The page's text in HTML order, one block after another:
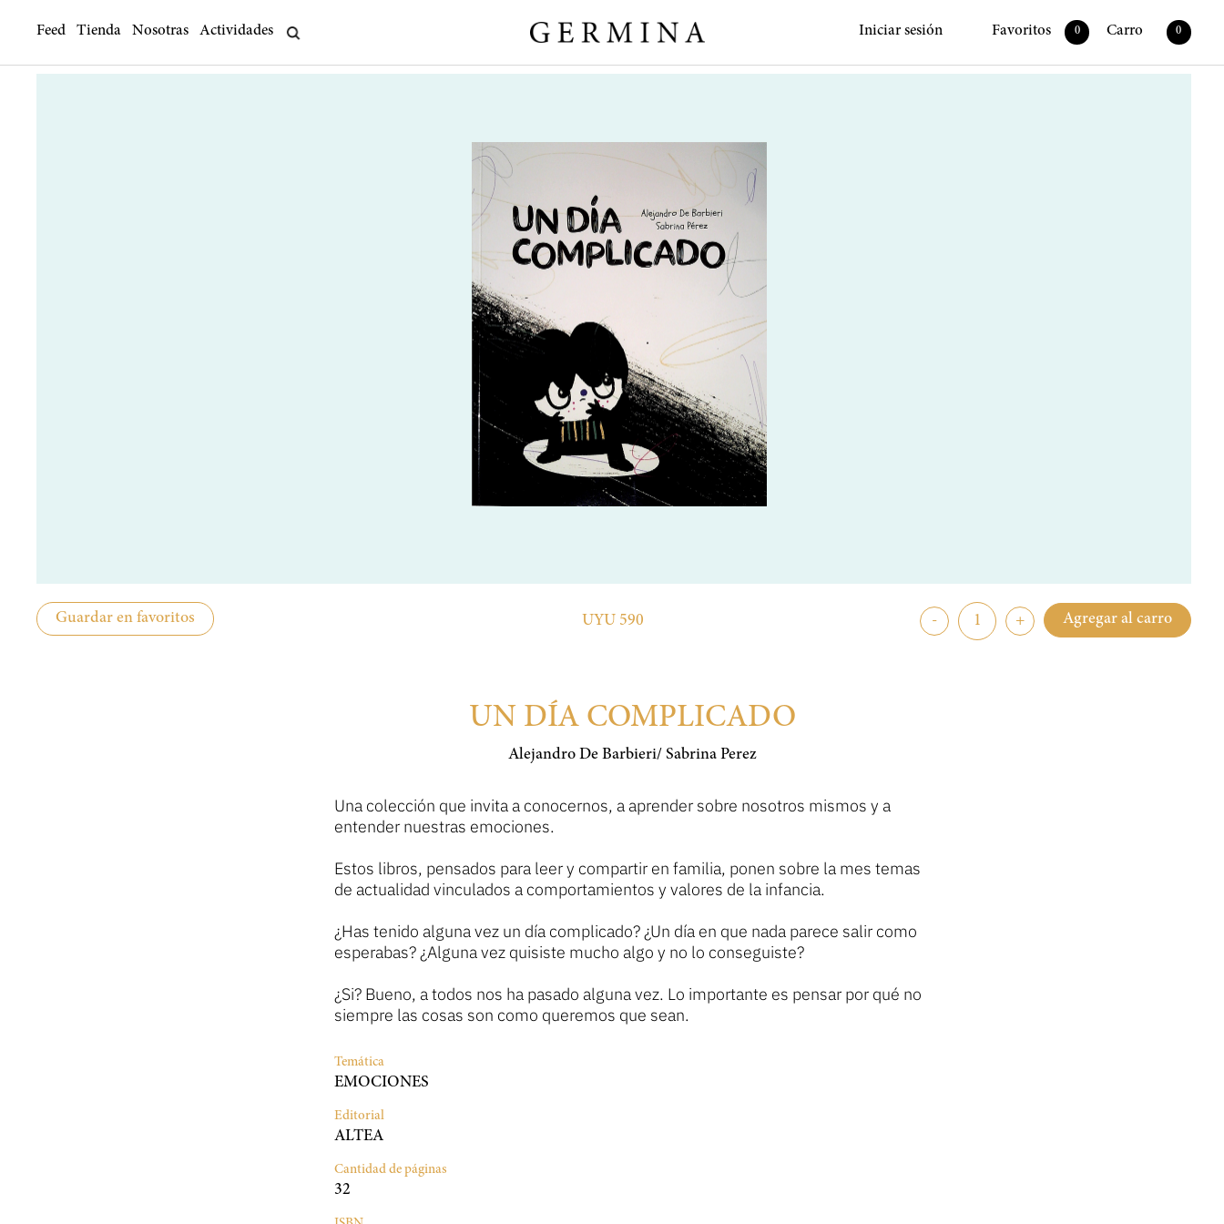
Feed Tienda Nosotras Actividades Iniciar sesión Favoritos 0 Carro 0
Guardar en favoritos UYU 590 - + Agregar al carro
UN DÍA COMPLICADO
Alejandro De Barbieri/ Sabrina Perez
Una colección que invita a conocernos, a aprender sobre nosotros mismos y a
entender nuestras emociones.
Estos libros, pensados para leer y compartir en familia, ponen sobre la mes temas
de actualidad vinculados a comportamientos y valores de la infancia.
¿Has tenido alguna vez un día complicado? ¿Un día en que nada parece salir como
esperabas? ¿Alguna vez quisiste mucho algo y no lo conseguiste?
¿Si? Bueno, a todos nos ha pasado alguna vez. Lo importante es pensar por qué no
siempre las cosas son como queremos que sean.
Temática
EMOCIONES
Editorial
ALTEA
Cantidad de páginas
32